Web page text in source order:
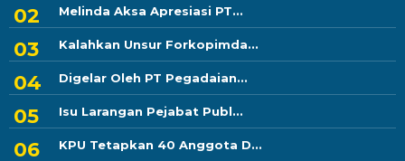
Melinda Aksa Apresiasi PT...
Kalahkan Unsur Forkopimda...
Digelar Oleh PT Pegadaian...
Isu Larangan Pejabat Publ...
KPU Tetapkan 40 Anggota D...